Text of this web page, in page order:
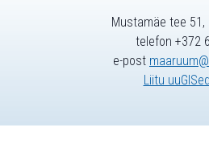
Mustamäe tee 51,
telefon +372
e-post
Liitu